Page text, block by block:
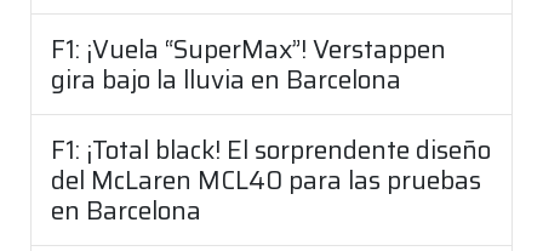
F1: ¡Vuela “SuperMax”! Verstappen
gira bajo la lluvia en Barcelona
F1: ¡Total black! El sorprendente diseño
del McLaren MCL40 para las pruebas
en Barcelona